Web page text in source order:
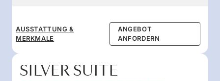
AUSSTATTUNG &
MERKMALE
ANGEBOT
ANFORDERN
SILVER SUITE